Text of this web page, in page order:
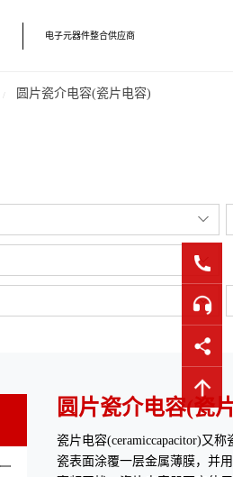
电子元器件整合供应商
圆片瓷介电容(瓷片电容)
圆片瓷介电容(瓷
瓷片电容(ceramiccapacitor)又
瓷表面涂覆一层金属薄膜，并